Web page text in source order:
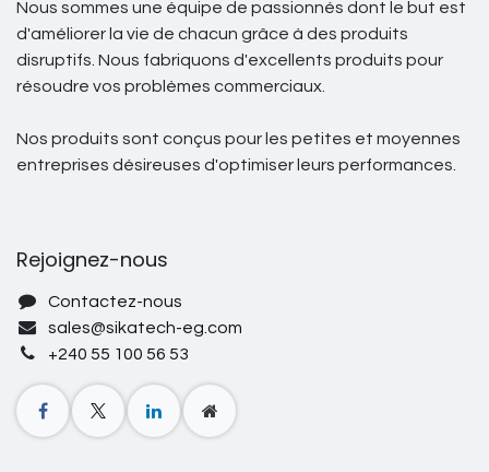
Nous sommes une équipe de passionnés dont le but est
d'améliorer la vie de chacun grâce à des produits
disruptifs. Nous fabriquons d'excellents produits pour
résoudre vos problèmes commerciaux.
Nos produits sont conçus pour les petites et moyennes
entreprises désireuses d'optimiser leurs performances.
Rejoignez-nous
Contactez-nous
sales@sikatech-eg.com
+240 55 100 56 53